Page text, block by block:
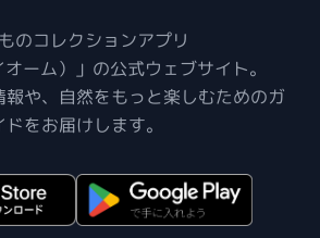
のコレクションアプリ
オーム）」の公式ウェブサイト。
や、自然をもっと楽しむためのガ
ドをお届けします。